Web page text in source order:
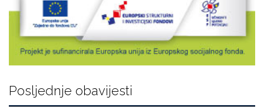
Posljednje obavijesti